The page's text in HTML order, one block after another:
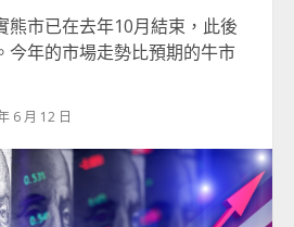
熊市已在去年10月結束，此後
今年的市場走勢比預期的牛市
6 月 12 日